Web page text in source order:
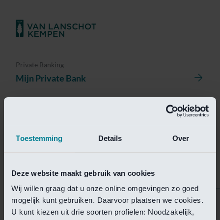
Toestemming Details Over
Deze website maakt gebruik van cookies
Wij willen graag dat u onze online omgevingen zo goed
mogelijk kunt gebruiken. Daarvoor plaatsen we cookies.
U kunt kiezen uit drie soorten profielen: Noodzakelijk,
Private Banking
Mijn Private Bank
Helaas is deze pagina